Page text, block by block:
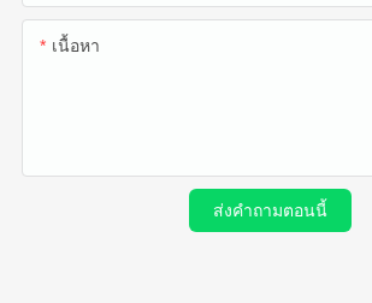
เนื้อหา
ส่งคำถามตอนนี้